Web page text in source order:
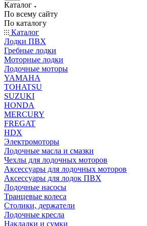
Каталог
По всему сайту
По каталогу
Каталог
Лодки ПВХ
Гребные лодки
Моторные лодки
Лодочные моторы
YAMAHA
TOHATSU
SUZUKI
HONDA
MERCURY
FREGAT
HDX
Электромоторы
Лодочные масла и смазки
Чехлы для лодочных моторов
Аксессуары для лодочных моторов
Аксессуары для лодок ПВХ
Лодочные насосы
Транцевые колеса
Столики, держатели
Лодочные кресла
Накладки и сумки